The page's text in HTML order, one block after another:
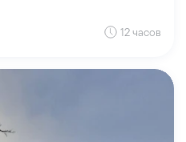
12 часов